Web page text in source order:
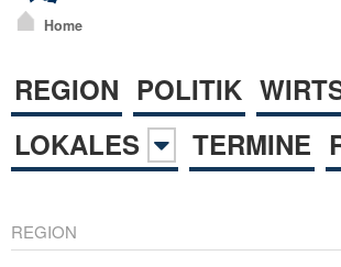
Home
REGION POLITIK
LOKALES
TERMINE
REGION